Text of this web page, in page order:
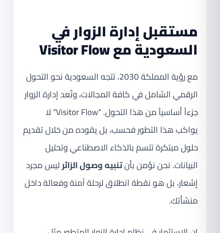
مستقبل إدارة الزوار في
السعودية مع Visitor Flow
مع رؤية المملكة 2030، تتجه السعودية نحو التحول
الرقمي الشامل في كافة المجالات، وتُعد إدارة الزوار
جزءاً أساسياً من هذا التحول. “Visitor Flow” لا
يواكب هذا التطور فحسب، بل يقوده من خلال تقديم
حلول مبتكرة تتسم بالذكاء الاصطناعي وتحليل
البيانات. نحن نؤمن بأنتنبيه وصول الزائرليس مجرد
إشعار، بل هو نقطة انطلاق لرحلة آمنة وفعالة داخل
منشأتك.